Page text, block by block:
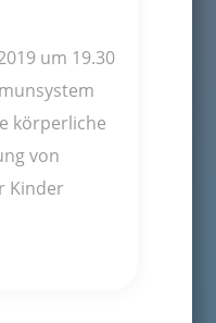
um 19.30
körperliche
von
Kinder